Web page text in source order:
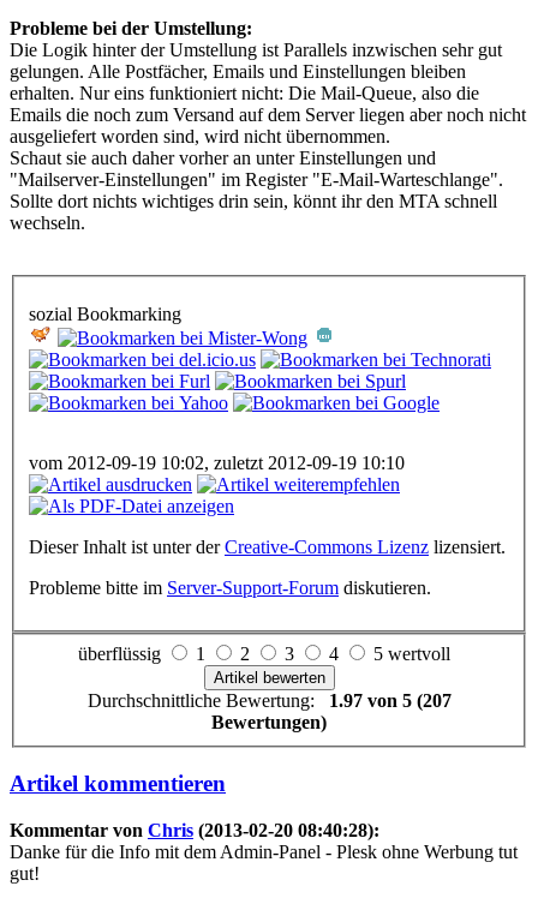
Probleme bei der Umstellung:
Die Logik hinter der Umstellung ist Parallels inzwischen sehr gut
gelungen. Alle Postfächer, Emails und Einstellungen bleiben
erhalten. Nur eins funktioniert nicht: Die Mail-Queue, also die
Emails die noch zum Versand auf dem Server liegen aber noch nicht
ausgeliefert worden sind, wird nicht übernommen.
Schaut sie auch daher vorher an unter Einstellungen und
"Mailserver-Einstellungen" im Register "E-Mail-Warteschlange".
Sollte dort nichts wichtiges drin sein, könnt ihr den MTA schnell
wechseln.
sozial Bookmarking
vom 2012-09-19 10:02, zuletzt 2012-09-19 10:10
Dieser Inhalt ist unter derCreative-Commons Lizenz lizensiert.
Probleme bitte im Server-Support-Forum diskutieren.
überflüssig 1 2 3 4 5 wertvoll
Durchschnittliche Bewertung: 1.97 von 5 (207
Bewertungen)
Artikel kommentieren
Kommentar von Chris (2013-02-20 08:40:28):
Danke für die Info mit dem Admin-Panel - Plesk ohne Werbung tut
gut!